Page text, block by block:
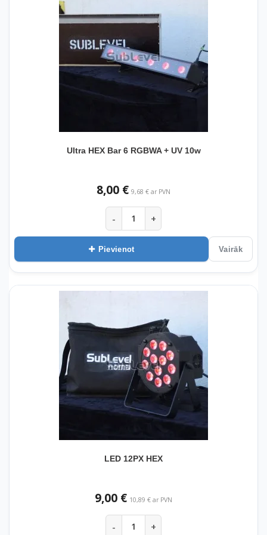
Ultra HEX Bar 6 RGBWA + UV 10w
8,00 € 9,68 € ar PVN
- +
Pievienot Vairāk
LED 12PX HEX
9,00 € 10,89 € ar PVN
- +